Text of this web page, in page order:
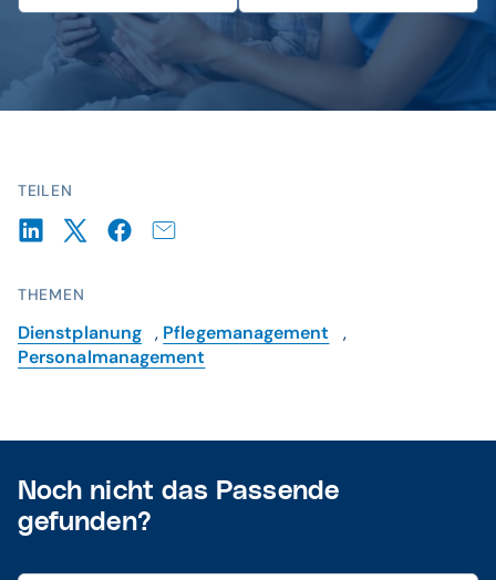
TEILEN
THEMEN
Dienstplanung , Pflegemanagement
,
Personalmanagement
Noch nicht das Passende
gefunden?